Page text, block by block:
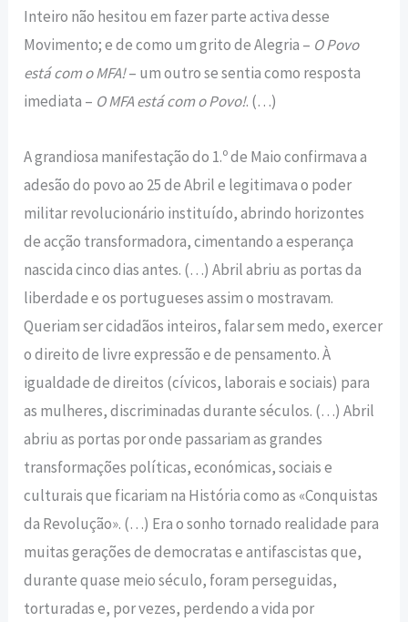
Inteiro não hesitou em fazer parte activa desse
Movimento; e de como um grito de Alegria – O Povo
está com o MFA!– um outro se sentia como resposta
imediata – O MFA está com o Povo!. (…)
A grandiosa manifestação do 1.º de Maio confirmava a
adesão do povo ao 25 de Abril e legitimava o poder
militar revolucionário instituído, abrindo horizontes
de acção transformadora, cimentando a esperança
nascida cinco dias antes. (…) Abril abriu as portas da
liberdade e os portugueses assim o mostravam.
Queriam ser cidadãos inteiros, falar sem medo, exercer
o direito de livre expressão e de pensamento. À
igualdade de direitos (cívicos, laborais e sociais) para
as mulheres, discriminadas durante séculos. (…) Abril
abriu as portas por onde passariam as grandes
transformações políticas, económicas, sociais e
culturais que ficariam na História como as «Conquistas
da Revolução». (…) Era o sonho tornado realidade para
muitas gerações de democratas e antifascistas que,
durante quase meio século, foram perseguidas,
torturadas e, por vezes, perdendo a vida por